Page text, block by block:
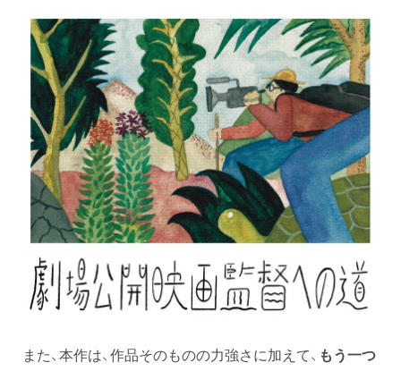
また、本作は、作品そのものの力強さに加えて、 もう一つ